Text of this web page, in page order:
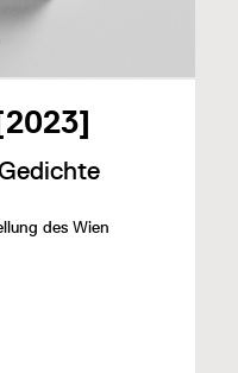
des Wien